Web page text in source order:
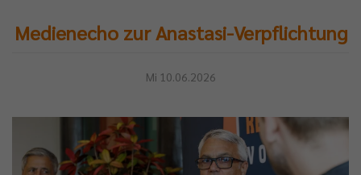
Medienecho zur Anastasi-Verpflichtung
Mi 10.06.2026